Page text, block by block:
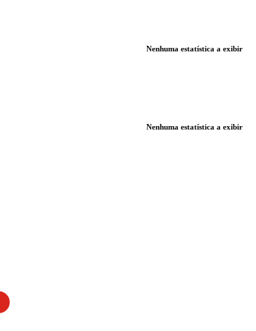
Nenhuma estatística a exibir
Nenhuma estatística a exibir